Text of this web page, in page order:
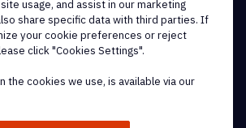
Richtlinien
usage, and assist in our marketing
share specific data with third parties. If
your cookie preferences or reject
click "Cookies Settings".
the cookies we use, is available via our